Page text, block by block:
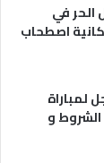
الحر في
اصطحاب
لمباراة
القوات المساعدة 2025/2024 الشروط و